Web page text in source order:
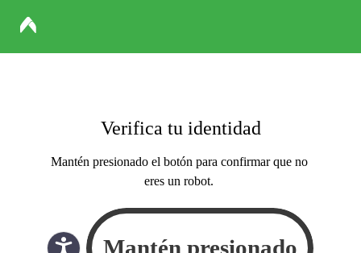
Verifica tu identidad
Mantén presionado el botón para confirmar que no
eres un robot.